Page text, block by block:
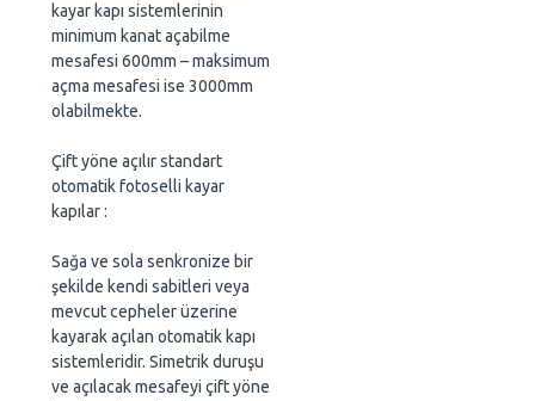
kayar kapı sistemlerinin
minimum kanat açabilme
mesafesi 600mm – maksimum
açma mesafesi ise 3000mm
olabilmekte.
Çift yöne açılır standart
otomatik fotoselli kayar
kapılar :
Sağa ve sola senkronize bir
şekilde kendi sabitleri veya
mevcut cepheler üzerine
kayarak açılan otomatik kapı
sistemleridir. Simetrik duruşu
ve açılacak mesafeyi çift yöne